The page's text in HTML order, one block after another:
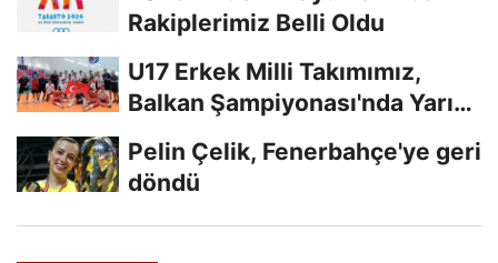
Rakiplerimiz Belli Oldu
U17 Erkek Milli Takımımız,
Balkan Şampiyonası'nda Yarı
Pelin Çelik, Fenerbahçe'ye geri
döndü